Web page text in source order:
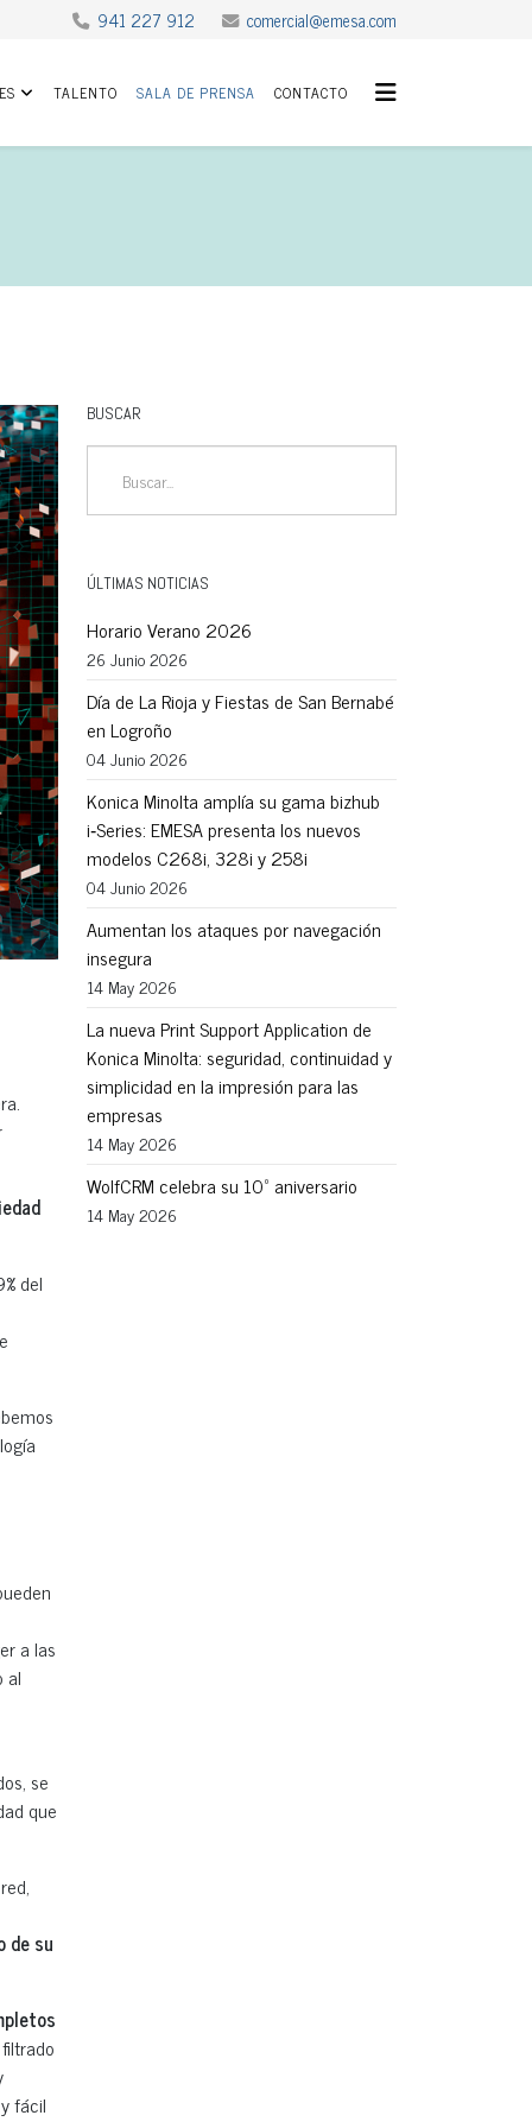
941 227 912 comercial@emesa.com
TALENTO SALA DE PRENSA CONTACTO
del
a las
al
se
que
de su
fácil
BUSCAR
ÚLTIMAS NOTICIAS
Horario Verano 2026
26 Junio 2026
Día de La Rioja y Fiestas de San Bernabé
en Logroño
04 Junio 2026
Konica Minolta amplía su gama bizhub
i‑Series: EMESA presenta los nuevos
modelos C268i, 328i y 258i
04 Junio 2026
Aumentan los ataques por navegación
insegura
14 May 2026
La nueva Print Support Application de
Konica Minolta: seguridad, continuidad y
simplicidad en la impresión para las
empresas
14 May 2026
WolfCRM celebra su 10º aniversario
14 May 2026